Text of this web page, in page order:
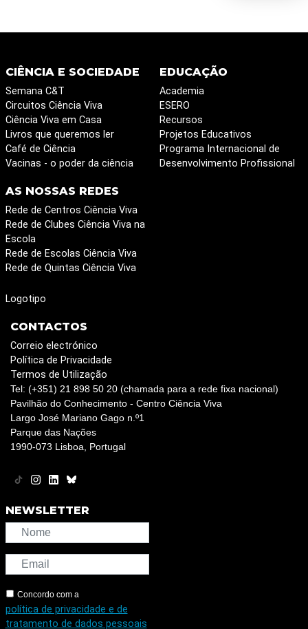
CIÊNCIA E SOCIEDADE
Semana C&T
Circuitos Ciência Viva
Ciência Viva em Casa
Livros que queremos ler
Café de Ciência
Vacinas - o poder da ciência
EDUCAÇÃO
Academia
ESERO
Recursos
Projetos Educativos
Programa Internacional de
Desenvolvimento Profissional
AS NOSSAS REDES
Rede de Centros Ciência Viva
Rede de Clubes Ciência Viva na
Escola
Rede de Escolas Ciência Viva
Rede de Quintas Ciência Viva
Logotipo
CONTACTOS
Correio electrónico
Política de Privacidade
Termos de Utilização
Tel: (+351) 21 898 50 20 (chamada para a rede fixa nacional)
Pavilhão do Conhecimento - Centro Ciência Viva
Largo José Mariano Gago n.º1
Parque das Nações
1990-073 Lisboa, Portugal
NEWSLETTER
Concordo com a
política de privacidade e de
tratamento de dados pessoais